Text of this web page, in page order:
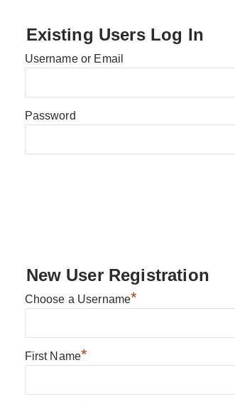
Existing Users Log In
Username or Email
Password
New User Registration
Choose a Username*
First Name*